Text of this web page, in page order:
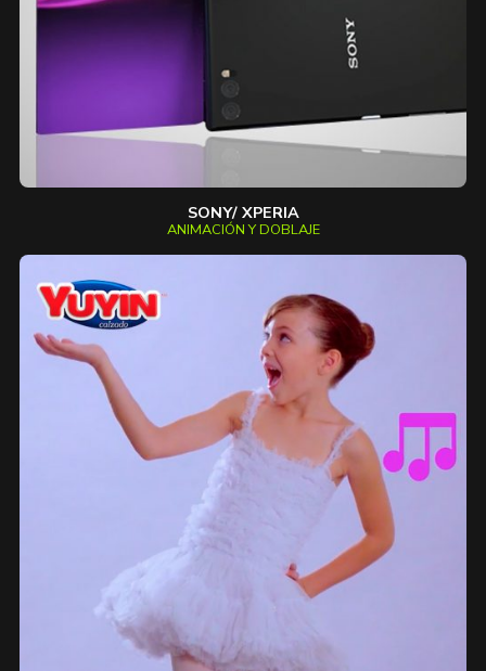
SONY/ XPERIA
ANIMACIÓN Y DOBLAJE